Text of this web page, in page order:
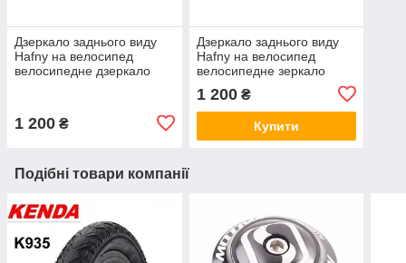
Дзеркало заднього виду
Hafny на велосипед
велосипедне дзеркало
1 200 ₴
Дзеркало заднього виду
Hafny на велосипед
велосипедне зеркало
левое Модель HF-MR080L
1 200₴
Купити
Подібні товари компанії